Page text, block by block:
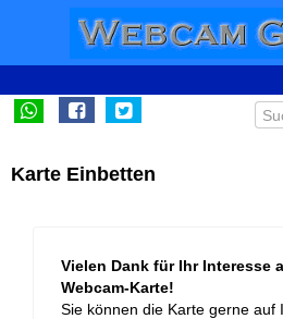
Karte Einbetten
Vielen Dank für Ihr Interesse
Webcam-Karte!
Sie können die Karte gerne auf